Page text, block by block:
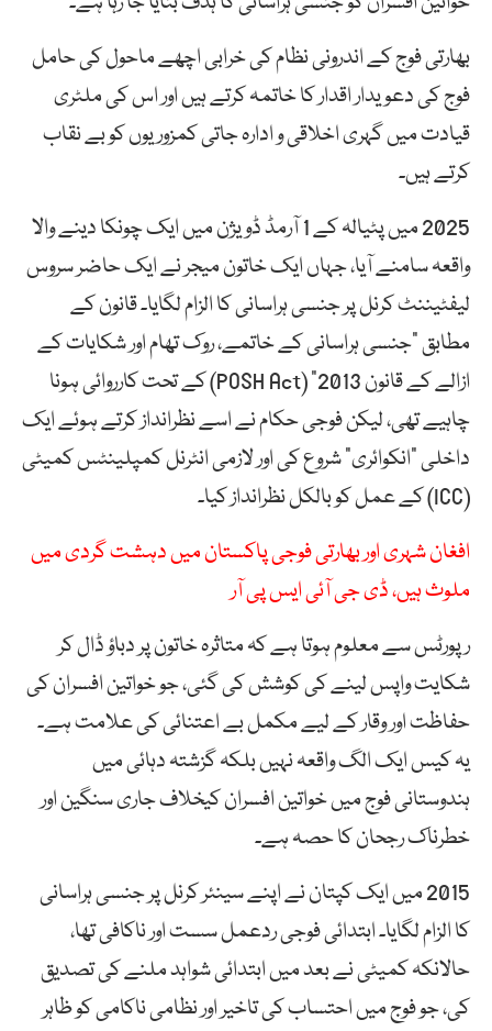
بھارتی فوج کے اندرونی نظام کی خرابی اچھے ماحول کی حامل
فوج کی دعویدار اقدار کا خاتمہ کرتے ہیں اور اس کی ملٹری
قیادت میں گہری اخلاقی و ادارہ جاتی کمزوریوں کو بے نقاب
کرتے ہیں۔
2025 میں پٹیالہ کے 1 آرمڈ ڈویژن میں ایک چونکا دینے والا
واقعہ سامنے آیا، جہاں ایک خاتون میجر نے ایک حاضر سروس
لیفٹیننٹ کرنل پر جنسی ہراسانی کا الزام لگایا۔ قانون کے
مطابق “جنسی ہراسانی کے خاتمے، روک تھام اور شکایات کے
ازالے کے قانون 2013” (POSH Act) کے تحت کارروائی ہونا
چاہیے تھی، لیکن فوجی حکام نے اسے نظرانداز کرتے ہوئے ایک
داخلی “انکوائری” شروع کی اور لازمی انٹرنل کمپلینٹس کمیٹی
(ICC) کے عمل کو بالکل نظرانداز کیا۔
افغان شہری اور بھارتی فوجی پاکستان میں دہشت گردی میں
ملوث ہیں، ڈی جی آئی ایس پی آر
رپورٹس سے معلوم ہوتا ہے کہ متاثرہ خاتون پر دباؤ ڈال کر
شکایت واپس لینے کی کوشش کی گئی، جو خواتین افسران کی
حفاظت اور وقار کے لیے مکمل بے اعتنائی کی علامت ہے۔
یہ کیس ایک الگ واقعہ نہیں بلکہ گزشتہ دہائی میں
ہندوستانی فوج میں خواتین افسران کیخلاف جاری سنگین اور
خطرناک رجحان کا حصہ ہے۔
2015 میں ایک کپتان نے اپنے سینئر کرنل پر جنسی ہراسانی
کا الزام لگایا۔ ابتدائی فوجی ردعمل سست اور ناکافی تھا،
حالانکہ کمیٹی نے بعد میں ابتدائی شواہد ملنے کی تصدیق
کی، جو فوج میں احتساب کی تاخیر اور نظامی ناکامی کو ظاہر